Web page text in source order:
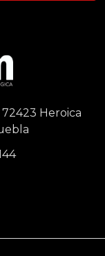
72423 Heroica